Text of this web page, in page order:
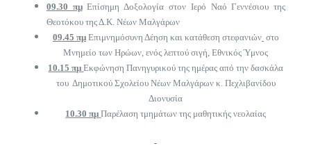
09.30 πμΕπίσημη Δοξολογία στον Ιερό Ναό Γεννέσιου της
Θεοτόκου της Δ.Κ. Νέων Μαλγάρων
09.45 πμΕπιμνημόσυνη Δέηση και κατάθεση στεφανιών στο
Μνημείο των Ηρώων, ενός λεπτού σιγή, Εθνικός Ύμνος
10.15 πμ Εκφώνηση Πανηγυρικού της ημέρας από την δασκάλα
του Δημοτικού Σχολείου Νέων Μαλγάρων κ. Πεχλιβανίδου
Διονυσία
10.30 πμ Παρέλαση τμημάτων της μαθητικής νεολαίας